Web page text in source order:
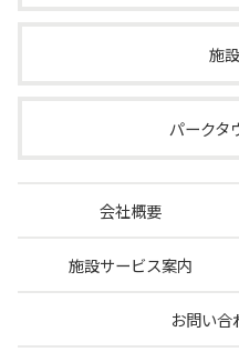
施
パークタ
会社概要
施設サービス案内
お問い合